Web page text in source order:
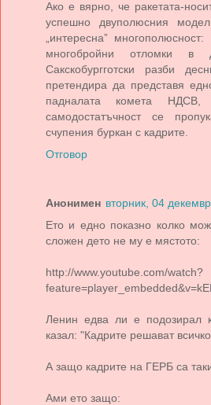
Ако е вярно, че ракетата-
успешно двуполюсния
„интересна”
многобройни отломки в
Сакскобургготски разби
претендира да представя
падналата комета
самодостатъчност се
счупения буркан с кадрите.
Отговор
Анонимен вторник, 04
Ето и едно показно колко
сложен дето не му е мястото:
http://www.youtube.com/watch?
Ленин едва ли е подозирал
казал: "Кадрите решават
А защо кадрите на ГЕРБ са
Ами ето защо: